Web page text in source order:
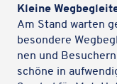
Kleine
Am Stand warten
beson­dere
nen und
schöne in